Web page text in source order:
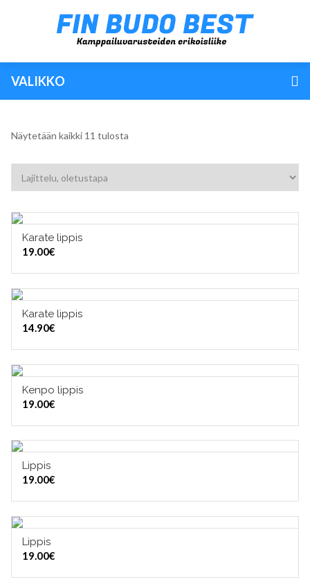
VALIKKO
Näytetään kaikki 11 tulosta
Karate lippis
19.00€
Karate lippis
14.90€
Kenpo lippis
19.00€
Lippis
19.00€
Lippis
19.00€